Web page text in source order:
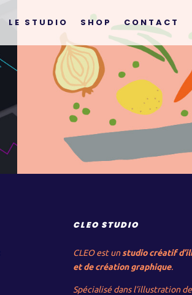
LE STUDIO SHOP CONTACT
CLEO STUDIO
CLEO est unstudio créatif
et de création graphique.
Spécialisé dans l’illustration